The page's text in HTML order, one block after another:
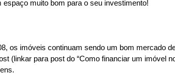
muito bom para o seu investimento!
os imóveis continuam sendo um bom mercado
(linkar para post do “Como financiar um